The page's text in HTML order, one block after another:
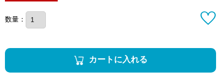
数量：
カートに入れる